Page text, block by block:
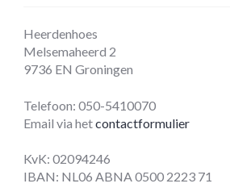
Heerdenhoes
Melsemaheerd 2
9736 EN Groningen
Telefoon: 050-5410070
Email via hetcontactformulier
KvK: 02094246
IBAN: NL06 ABNA 0500 2223 71